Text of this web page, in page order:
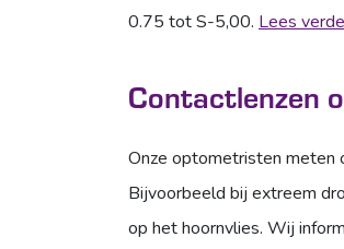
0.75 tot S-5,00. Lees
Contactlenzen
Onze optometristen meten
Bijvoorbeeld bij extreem
op het hoornvlies. Wij